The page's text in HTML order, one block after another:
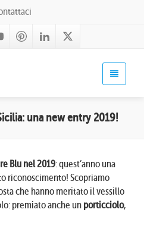
una new entry 2019!
Blu nel 2019: quest’anno una
riconoscimento! Scopriamo
che hanno meritato il vessillo
premiato anche un porticciolo,